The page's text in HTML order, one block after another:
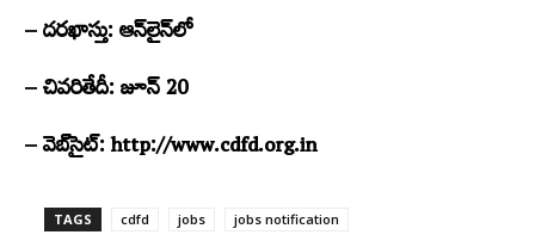
– దరఖాస్తు: ఆన్‌లైన్‌లో
– చివరితేదీ: జూన్‌ 20
– వెబ్‌సైట్‌: http://www.cdfd.org.in
TAGS cdfd jobs jobs notification